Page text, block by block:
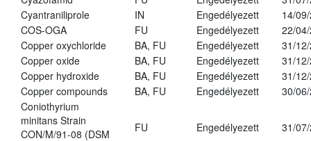
Cyantraniliprole
IN Engedélyezett
14/
COS-OGA
FU Engedélyezett
22/
Copper oxychloride
BA, FU Engedélyezett
31/
Copper oxide
BA, FU Engedélyezett
31/
Copper hydroxide
BA, FU Engedélyezett
31/
Copper compounds
BA, FU Engedélyezett
30/
Coniothyrium
minitans Strain
CON/M/91-08 (DSM
FU Engedélyezett 31/